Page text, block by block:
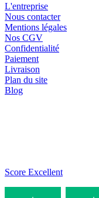
L'entreprise
Nous contacter
Mentions légales
Nos CGV
Confidentialité
Paiement
Livraison
Plan du site
Blog
Score Excellent